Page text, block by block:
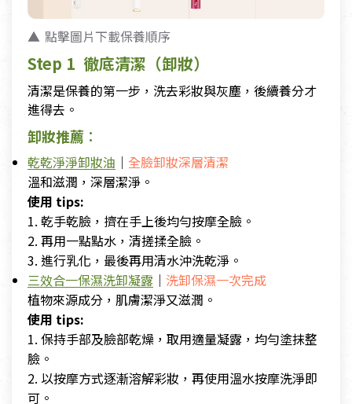
點擊圖片下載保養順序
Step 1 徹底清潔（卸妝）
清潔是保養的第一步，洗去彩妝與灰塵，後續養分才
進得去。
卸妝推薦 ：
乾乾淨淨卸妝油 ｜ 全臉卸妝深層清潔
溫和滋潤，深層潔淨。
使用 tips:
1. 乾手乾臉，擠在手上後均勻按摩全臉。
2. 再用一點點水，清搓揉全臉。
3. 進行乳化，最後再用清水沖洗乾淨。
三效合一保濕洗卸凝露 ｜ 洗卸保濕一次完成
植物來源成分，肌膚潔淨又滋潤。
使用 tips:
1. 保持手部及臉部乾燥，取用適量凝露，均勻塗抹整
臉。
2. 以按摩方式逐漸溶解彩妝，再使用溫水按摩洗淨即
可。